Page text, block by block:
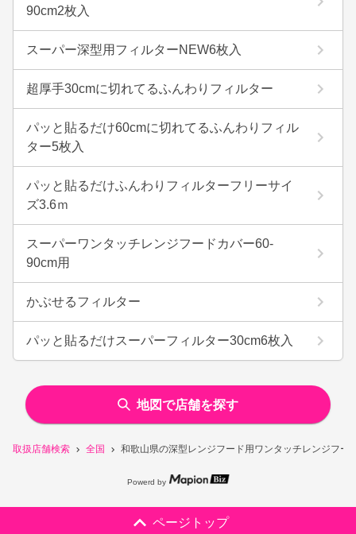
取扱店舗検索 全国 和歌山県の深型レンジフード用ワンタッチレンジフー
90cm2枚入
スーパー深型用フィルターNEW6枚入
超厚手30cmに切れてるふんわりフィルター
パッと貼るだけ60cmに切れてるふんわりフィル
ター5枚入
パッと貼るだけふんわりフィルターフリーサイ
ズ3.6ｍ
スーパーワンタッチレンジフードカバー60-
90cm用
かぶせるフィルター
パッと貼るだけスーパーフィルター30cm6枚入
地図で店舗を探す
Powerd by
ページトップ